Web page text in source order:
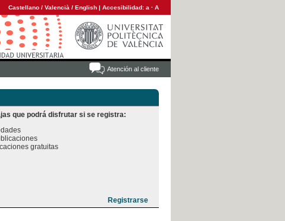
Castellano / Valencià / English | Accesibilidad: a · A
Atención al cliente
que podrá disfrutar si se registra:
gratuitas